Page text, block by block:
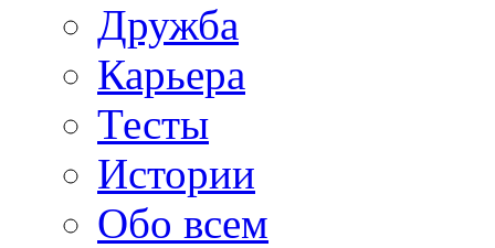
Дружба
Карьера
Тесты
Истории
Обо всем